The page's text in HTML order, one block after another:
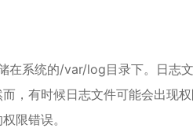
在系统的/var/log目录下。日志
，有时候日志文件可能会出现
限错误。